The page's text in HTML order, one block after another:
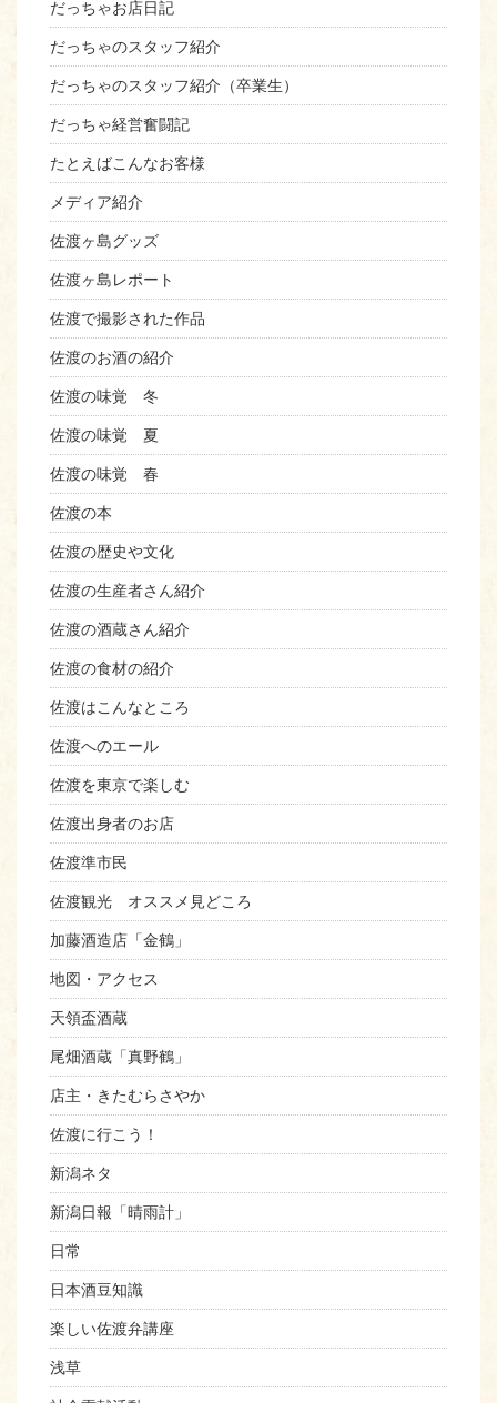
だっちゃお店日記
だっちゃのスタッフ紹介
だっちゃのスタッフ紹介（卒業生）
だっちゃ経営奮闘記
たとえばこんなお客様
メディア紹介
佐渡ヶ島グッズ
佐渡ヶ島レポート
佐渡で撮影された作品
佐渡のお酒の紹介
佐渡の味覚 冬
佐渡の味覚 夏
佐渡の味覚 春
佐渡の本
佐渡の歴史や文化
佐渡の生産者さん紹介
佐渡の酒蔵さん紹介
佐渡の食材の紹介
佐渡はこんなところ
佐渡へのエール
佐渡を東京で楽しむ
佐渡出身者のお店
佐渡準市民
佐渡観光 オススメ見どころ
加藤酒造店「金鶴」
地図・アクセス
天領盃酒蔵
尾畑酒蔵「真野鶴」
店主・きたむらさやか
佐渡に行こう！
新潟ネタ
新潟日報「晴雨計」
日常
日本酒豆知識
楽しい佐渡弁講座
浅草